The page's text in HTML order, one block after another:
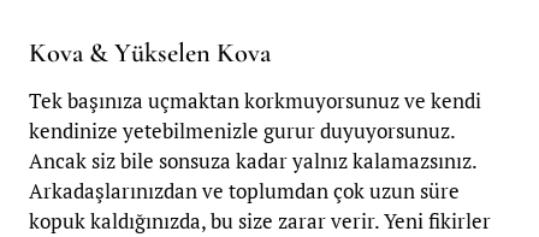
Kova & Yükselen Kova
Tek başınıza uçmaktan korkmuyorsunuz ve kendi
kendinize yetebilmenizle gurur duyuyorsunuz.
Ancak siz bile sonsuza kadar yalnız kalamazsınız.
Arkadaşlarınızdan ve toplumdan çok uzun süre
kopuk kaldığınızda, bu size zarar verir.Yeni fikirler